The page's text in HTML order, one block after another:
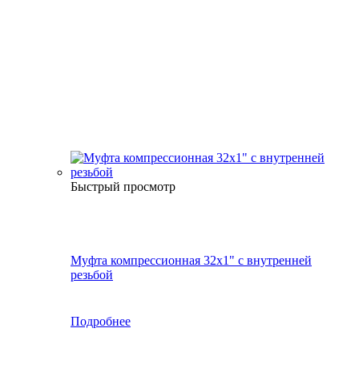
Быстрый просмотр
Муфта компрессионная 32х1" с внутренней
резьбой
Подробнее